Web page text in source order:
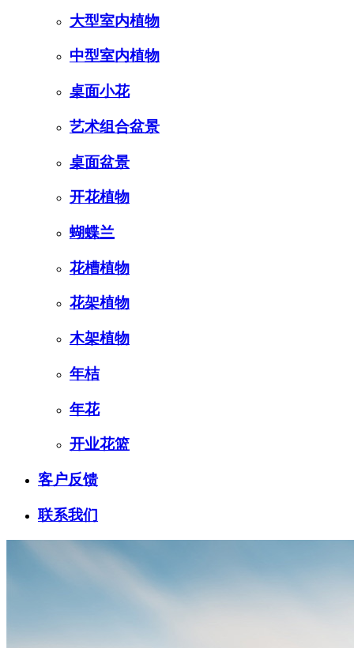
大型室内植物
中型室内植物
桌面小花
艺术组合盆景
桌面盆景
开花植物
蝴蝶兰
花槽植物
花架植物
木架植物
年桔
年花
开业花篮
客户反馈
联系我们